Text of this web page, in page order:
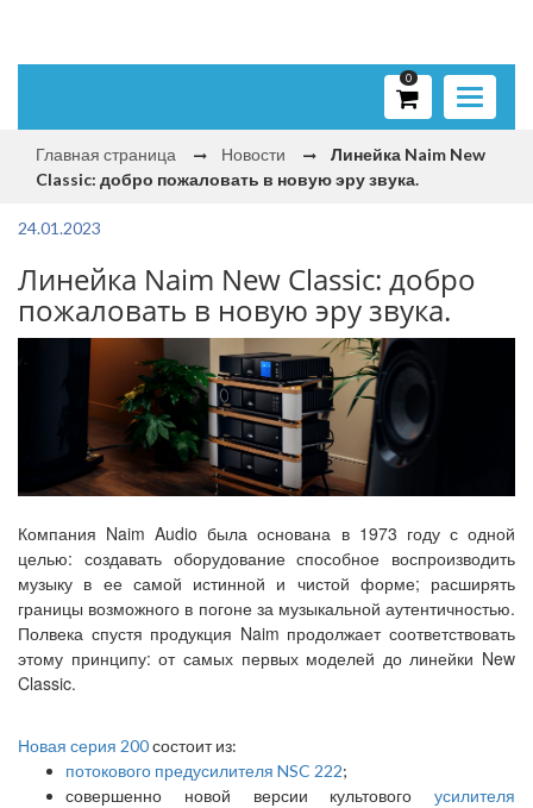
Toggle
0
Главная страница Новости
Линейка Naim New
Classic: добро пожаловать в новую эру звука.
24.01.2023
Линейка Naim New Classic: добро
пожаловать в новую эру звука.
Компания Naim Audio была основана в 1973 году с одной
целью: создавать оборудование способное воспроизводить
музыку в ее самой истинной и чистой форме; расширять
границы возможного в погоне за музыкальной аутентичностью.
Полвека спустя продукция Naim продолжает соответствовать
этому принципу: от самых первых моделей до линейки New
Classic.
Новая серия 200состоит из:
потокового предусилителя NSC 222;
совершенно новой версии культового усилителя